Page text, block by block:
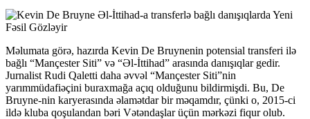
Məlumata görə, hazırda Kevin De Bruynenin potensial transferi ilə
bağlı “Mançester Siti” və “Əl-İttihad” arasında danışıqlar gedir.
Jurnalist Rudi Qaletti daha əvvəl “Mançester Siti”nin
yarımmüdafiəçini buraxmağa açıq olduğunu bildirmişdi. Bu, De
Bruyne-nin karyerasında əlamətdar bir məqamdır, çünki o, 2015-ci
ildə kluba qoşulandan bəri Vətəndaşlar üçün mərkəzi fiqur olub.